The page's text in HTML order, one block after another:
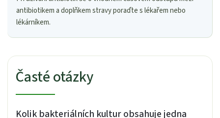
antibiotikem a doplňkem stravy poraďte s lékařem nebo
lékárníkem.
Časté otázky
Kolik bakteriálních kultur obsahuje jedna